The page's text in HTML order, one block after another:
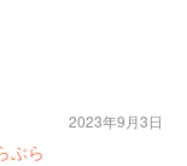
ぶら
2023年9月3日